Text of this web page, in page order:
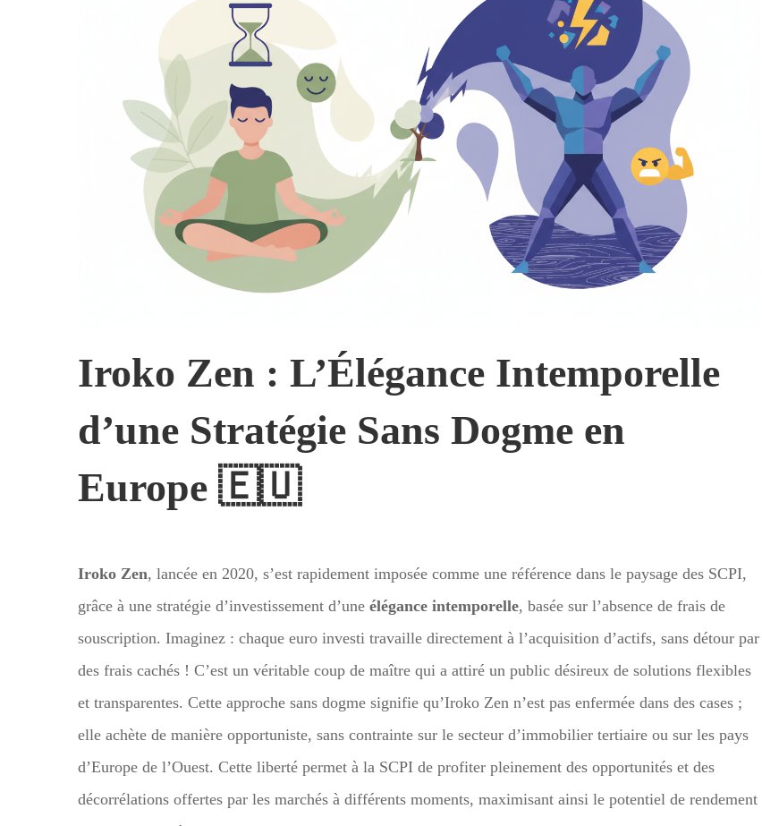
Iroko Zen : L’Élégance Intemporelle
d’une Stratégie Sans Dogme en
Europe 🇪🇺
Iroko Zen, lancée en 2020, s’est rapidement imposée comme une référence dans le paysage des SCPI,
grâce à une stratégie d’investissement d’une élégance intemporelle, basée sur l’absence de frais de
souscription. Imaginez : chaque euro investi travaille directement à l’acquisition d’actifs, sans détour par
des frais cachés ! C’est un véritable coup de maître qui a attiré un public désireux de solutions flexibles
et transparentes. Cette approche sans dogme signifie qu’Iroko Zen n’est pas enfermée dans des cases ;
elle achète de manière opportuniste, sans contrainte sur le secteur d’immobilier tertiaire ou sur les pays
d’Europe de l’Ouest. Cette liberté permet à la SCPI de profiter pleinement des opportunités et des
décorrélations offertes par les marchés à différents moments, maximisant ainsi le potentiel de rendement